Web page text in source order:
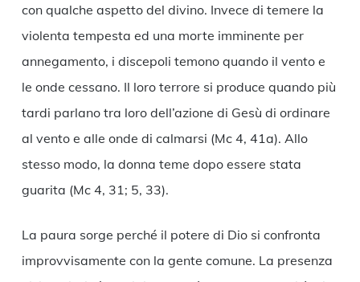
con qualche aspetto del divino. Invece di temere la
violenta tempesta ed una morte imminente per
annegamento, i discepoli temono quando il vento e
le onde cessano. Il loro terrore si produce quando più
tardi parlano tra loro dell’azione di Gesù di ordinare
al vento e alle onde di calmarsi (Mc 4, 41a). Allo
stesso modo, la donna teme dopo essere stata
guarita (Mc 4, 31; 5, 33).
La paura sorge perché il potere di Dio si confronta
improvvisamente con la gente comune. La presenza